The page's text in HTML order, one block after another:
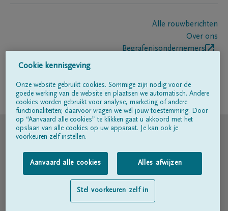
Alle rouwberichten
Over ons
Begrafenisondernemers
Volg ons op
© DELA
Gebruiksvoorwaarden
Privacyverklaring
Toegankelijkheidsverklaring
Cookie kennisgeving
Onze website gebruikt cookies. Sommige zijn nodig voor de
goede werking van de website en plaatsen we automatisch. Andere
cookies worden gebruikt voor analyse, marketing of andere
functionaliteiten; daarvoor vragen we wél jouw toestemming. Door
op “Aanvaard alle cookies” te klikken gaat u akkoord met het
opslaan van alle cookies op uw apparaat. Je kan ook je
voorkeuren zelf instellen.
Aanvaard alle cookies Alles afwijzen
Stel voorkeuren zelf in